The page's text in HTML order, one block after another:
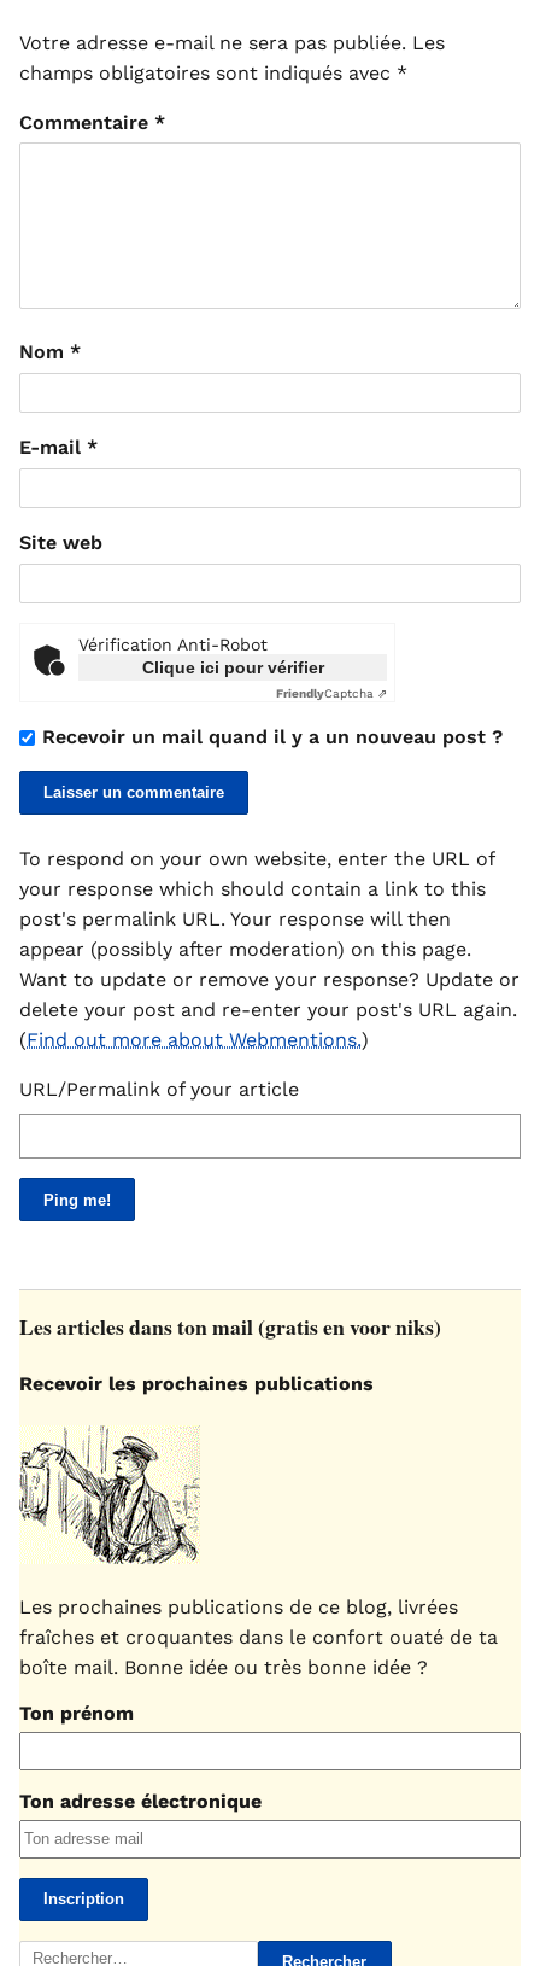
Votre adresse e-mail ne sera pas publiée. Les
champs obligatoires sont indiqués avec *
Commentaire *
Nom *
E-mail *
Site web
Vérification Anti-Robot
Clique ici pour vérifier
FriendlyCaptcha ⇗
Recevoir un mail quand il y a un nouveau post ?
To respond on your own website, enter the URL of
your response which should contain a link to this
post's permalink URL. Your response will then
appear (possibly after moderation) on this page.
Want to update or remove your response? Update or
delete your post and re-enter your post's URL again.
(Find out more about Webmentions.)
URL/Permalink of your article
Les articles dans ton mail (gratis en voor niks)
Recevoir les prochaines publications
Les prochaines publications de ce blog, livrées
fraîches et croquantes dans le confort ouaté de ta
boîte mail. Bonne idée ou très bonne idée ?
Ton prénom
Ton adresse électronique
Rechercher :